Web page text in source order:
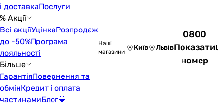
і доставкаПослуги
% Акції
Всі акціїУцінкаРозпродаж
до -50%Програма
лояльності
Більше
ГарантіяПовернення та
обмінКредит і оплата
частинамиБлог💛
Наші
магазини
Київ Львів
0800
Показати
номер